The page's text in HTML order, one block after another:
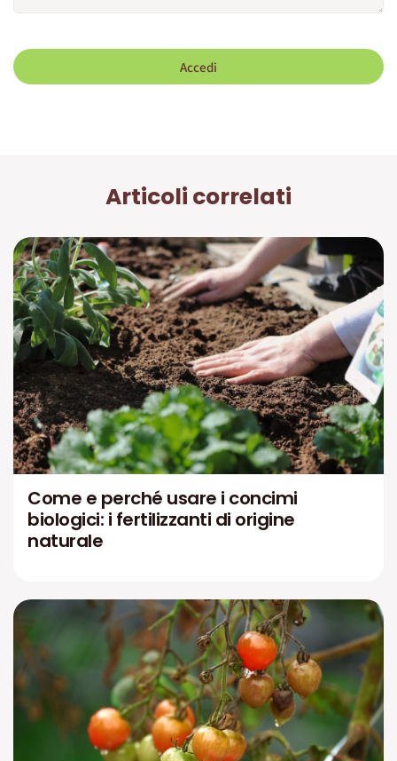
Accedi
Articoli correlati
Come e perché usare i concimi
biologici: i fertilizzanti di origine
naturale